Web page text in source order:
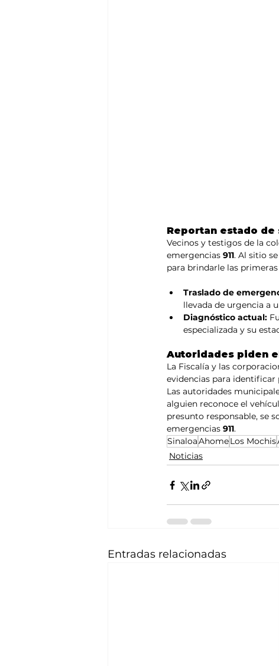
Reportan estado
Vecinos y testigos de la
emergencias 911. Al sitio
para brindarle las
Traslado de
llevada de urgencia a
Diagnóstico actual:
especializada y su
Autoridades piden
La Fiscalía y las
evidencias para
Las autoridades
alguien reconoce el
presunto responsable, se
emergencias 911.
SinaloaAhomeLos Mochis
Noticias
Entradas relacionadas